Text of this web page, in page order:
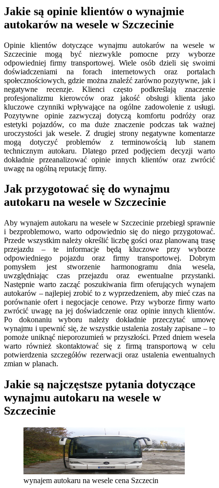
Jakie są opinie klientów o wynajmie
autokarów na wesele w Szczecinie
Opinie klientów dotyczące wynajmu autokarów na wesele w
Szczecinie mogą być niezwykle pomocne przy wyborze
odpowiedniej firmy transportowej. Wiele osób dzieli się swoimi
doświadczeniami na forach internetowych oraz portalach
społecznościowych, gdzie można znaleźć zarówno pozytywne, jak i
negatywne recenzje. Klienci często podkreślają znaczenie
profesjonalizmu kierowców oraz jakość obsługi klienta jako
kluczowe czynniki wpływające na ogólne zadowolenie z usługi.
Pozytywne opinie zazwyczaj dotyczą komfortu podróży oraz
estetyki pojazdów, co ma duże znaczenie podczas tak ważnej
uroczystości jak wesele. Z drugiej strony negatywne komentarze
mogą dotyczyć problemów z terminowością lub stanem
technicznym autokaru. Dlatego przed podjęciem decyzji warto
dokładnie przeanalizować opinie innych klientów oraz zwrócić
uwagę na ogólną reputację firmy.
Jak przygotować się do wynajmu
autokaru na wesele w Szczecinie
Aby wynajem autokaru na wesele w Szczecinie przebiegł sprawnie
i bezproblemowo, warto odpowiednio się do niego przygotować.
Przede wszystkim należy określić liczbę gości oraz planowaną trasę
przejazdu – te informacje będą kluczowe przy wyborze
odpowiedniego pojazdu oraz firmy transportowej. Dobrym
pomysłem jest stworzenie harmonogramu dnia wesela,
uwzględniając czas przejazdu oraz ewentualne przystanki.
Następnie warto zacząć poszukiwania firm oferujących wynajem
autokarów – najlepiej zrobić to z wyprzedzeniem, aby mieć czas na
porównanie ofert i negocjacje cenowe. Przy wyborze firmy warto
zwrócić uwagę na jej doświadczenie oraz opinie innych klientów.
Po dokonaniu wyboru należy dokładnie przeczytać umowę
wynajmu i upewnić się, że wszystkie ustalenia zostały zapisane – to
pomoże uniknąć nieporozumień w przyszłości. Przed dniem wesela
warto również skontaktować się z firmą transportową w celu
potwierdzenia szczegółów rezerwacji oraz ustalenia ewentualnych
zmian w planach.
Jakie są najczęstsze pytania dotyczące
wynajmu autokaru na wesele w
Szczecinie
wynajem autokaru na wesele cena Szczecin